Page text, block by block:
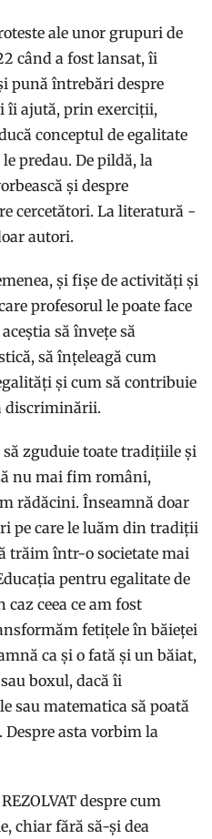
ale unor grupuri de
când a fost lansat, îi
pună întrebări despre
îi ajută, prin exerciții,
conceptul de egalitate
predau. De pildă, la
și despre
cercetători. La literatură -
autori.
și fișe de activități și
profesorul le poate face
să învețe să
să înțeleagă cum
și cum să contribuie
discriminării.
zguduie toate tradițiile și
nu mai fim români,
rădăcini. Înseamnă doar
pe care le luăm din tradiții
trăim într-o societate mai
pentru egalitate de
ceea ce am fost
fetițele în băieței
ca și o fată și un băiat,
boxul, dacă îi
sau matematica să poată
Despre asta vorbim la
despre cum
chiar fără să-și dea